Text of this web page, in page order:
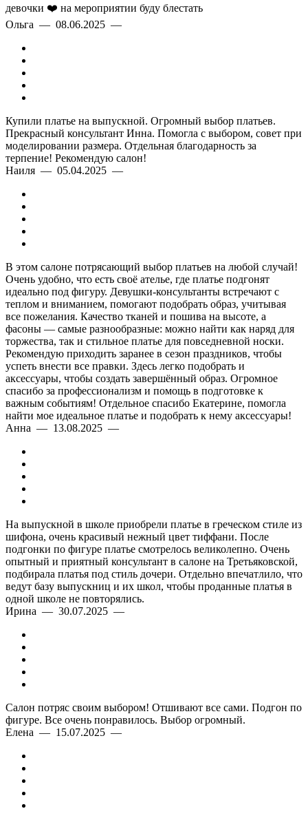
девочки ❤️ на мероприятии буду блестать
Ольга — 08.06.2025 —
Купили платье на выпускной. Огромный выбор платьев.
Прекрасный консультант Инна. Помогла с выбором, совет при
моделировании размера. Отдельная благодарность за
терпение! Рекомендую салон!
Наиля — 05.04.2025 —
В этом салоне потрясающий выбор платьев на любой случай!
Очень удобно, что есть своё ателье, где платье подгонят
идеально под фигуру. Девушки-консультанты встречают с
теплом и вниманием, помогают подобрать образ, учитывая
все пожелания. Качество тканей и пошива на высоте, а
фасоны — самые разнообразные: можно найти как наряд для
торжества, так и стильное платье для повседневной носки.
Рекомендую приходить заранее в сезон праздников, чтобы
успеть внести все правки. Здесь легко подобрать и
аксессуары, чтобы создать завершённый образ. Огромное
спасибо за профессионализм и помощь в подготовке к
важным событиям! Отдельное спасибо Екатерине, помогла
найти мое идеальное платье и подобрать к нему аксессуары!
Анна — 13.08.2025 —
На выпускной в школе приобрели платье в греческом стиле из
шифона, очень красивый нежный цвет тиффани. После
подгонки по фигуре платье смотрелось великолепно. Очень
опытный и приятный консультант в салоне на Третьяковской,
подбирала платья под стиль дочери. Отдельно впечатлило, что
ведут базу выпускниц и их школ, чтобы проданные платья в
одной школе не повторялись.
Ирина — 30.07.2025 —
Салон потряс своим выбором! Отшивают все сами. Подгон по
фигуре. Все очень понравилось. Выбор огромный.
Елена — 15.07.2025 —